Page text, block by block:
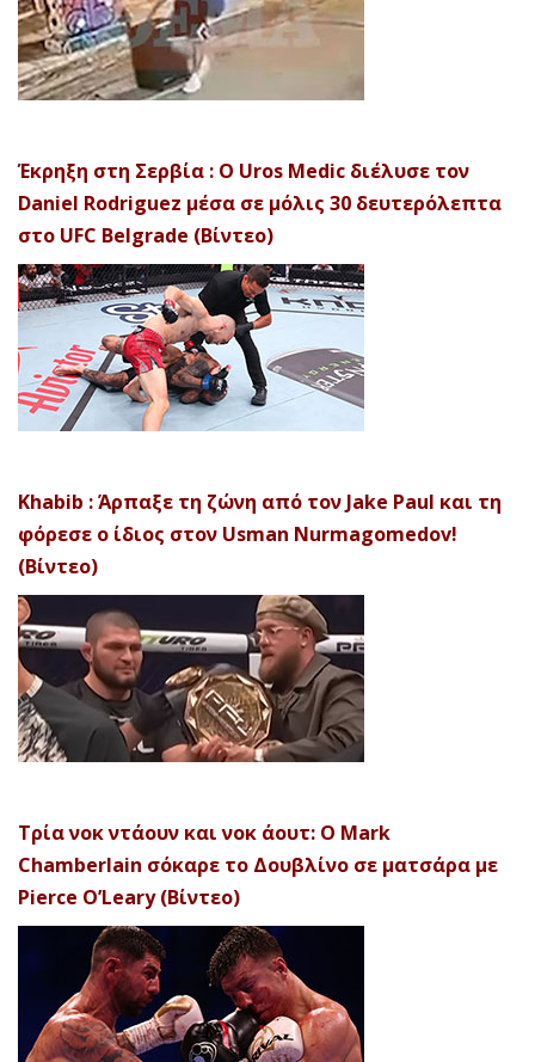
Έκρηξη στη Σερβία : Ο Uros Medic διέλυσε τον
Daniel Rodriguez μέσα σε μόλις 30 δευτερόλεπτα
στο UFC Belgrade (Βίντεο)
Khabib : Άρπαξε τη ζώνη από τον Jake Paul και τη
φόρεσε ο ίδιος στον Usman Nurmagomedov!
(Βίντεο)
Τρία νοκ ντάουν και νοκ άουτ: Ο Mark
Chamberlain σόκαρε το Δουβλίνο σε ματσάρα με
Pierce O’Leary (Βίντεο)